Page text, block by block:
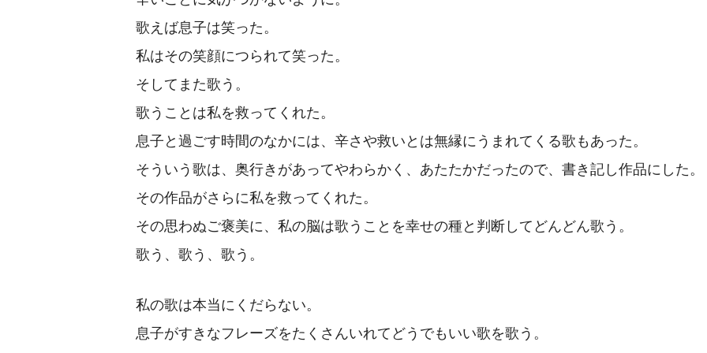
歌えば息子は笑った。
私はその笑顔につられて笑った。
そしてまた歌う。
歌うことは私を救ってくれた。
息子と過ごす時間のなかには、辛さや救いとは無縁にうまれてくる歌もあった。
そういう歌は、奥行きがあってやわらかく、あたたかだったので、書き記し作品にした。
その作品がさらに私を救ってくれた。
その思わぬご褒美に、私の脳は歌うことを幸せの種と判断してどんどん歌う。
歌う、歌う、歌う。
私の歌は本当にくだらない。
息子がすきなフレーズをたくさんいれてどうでもいい歌を歌う。